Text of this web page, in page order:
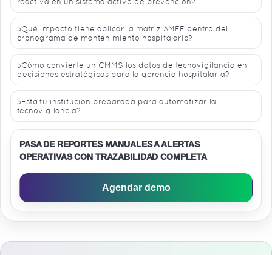
¿Qué impacto tiene aplicar la matriz AMFE dentro del
cronograma de mantenimiento hospitalario?
¿Cómo convierte un CMMS los datos de tecnovigilancia en
decisiones estratégicas para la gerencia hospitalaria?
¿Está tu institución preparada para automatizar la
tecnovigilancia?
PASA DE REPORTES MANUALES A ALERTAS
OPERATIVAS CON TRAZABILIDAD COMPLETA
Agendar demo